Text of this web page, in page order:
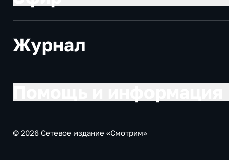
Журнал
© 2026 Сетевое издание «Смотрим»